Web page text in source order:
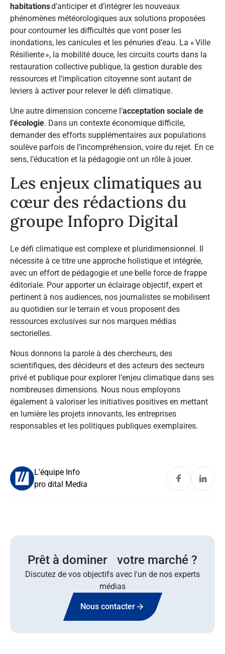
habitationsd’anticiper et d’intégrer les nouveaux
phénomènes météorologiques aux solutions proposées
pour contourner les difficultés que vont poser les
inondations, les canicules et les pénuries d’eau. La « Ville
Résiliente », la mobilité douce, les circuits courts dans la
restauration collective publique, la gestion durable des
ressources et l’implication citoyenne sont autant de
leviers à activer pour relever le défi climatique.
Une autre dimension concerne l’acceptation sociale de
l’écologie. Dans un contexte économique difficile,
demander des efforts supplémentaires aux populations
soulève parfois de l’incompréhension, voire du rejet. En ce
sens, l’éducation et la pédagogie ont un rôle à jouer.
Les enjeux climatiques au
cœur des rédactions du
groupe Infopro Digital
Le défi climatique est complexe et pluridimensionnel. Il
nécessite à ce titre une approche holistique et intégrée,
avec un effort de pédagogie et une belle force de frappe
éditoriale. Pour apporter un éclairage objectif, expert et
pertinent à nos audiences, nos journalistes se mobilisent
au quotidien sur le terrain et vous proposent des
ressources exclusives sur nos marques médias
sectorielles.
Nous donnons la parole à des chercheurs, des
scientifiques, des décideurs et des acteurs des secteurs
privé et publique pour explorer l’enjeu climatique dans ses
nombreuses dimensions. Nous nous employons
également à valoriser les initiatives positives en mettant
en lumière les projets innovants, les entreprises
responsables et les politiques publiques exemplaires.
L'équipe Info
pro dital Media
Prêt à dominer votre marché ?
Discutez de vos objectifs avec l'un de nos experts
médias
Nous contacter